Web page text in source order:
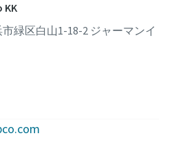
KK
緑区白山1-18-2 ジャーマンイ